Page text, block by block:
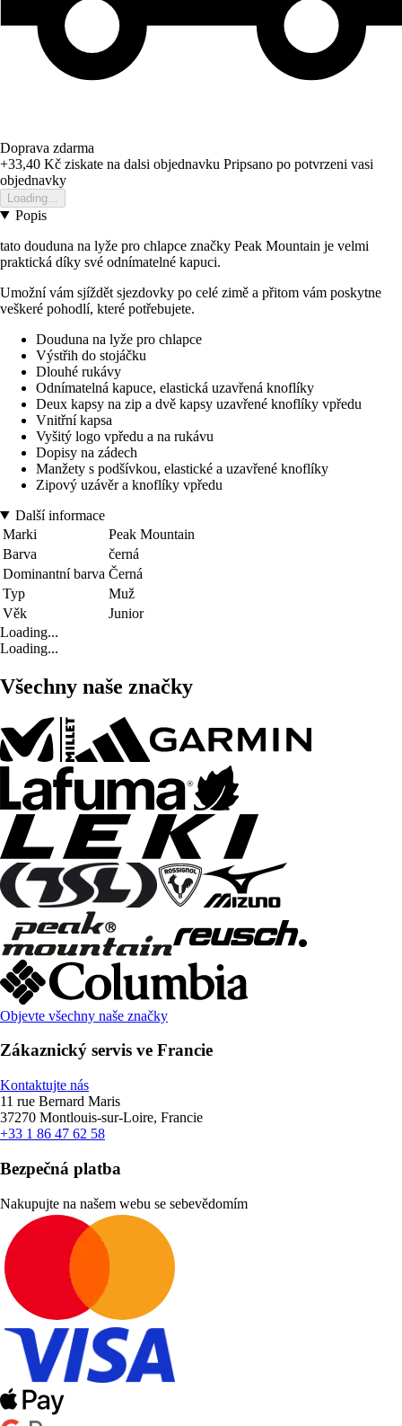
Doprava zdarma
+33,40 Kč ziskate na dalsi objednavku Pripsano po potvrzeni vasi
objednavky
Loading...
Popis
tato douduna na lyže pro chlapce značky Peak Mountain je velmi
praktická díky své odnímatelné kapuci.
Umožní vám sjíždět sjezdovky po celé zimě a přitom vám poskytne
veškeré pohodlí, které potřebujete.
Douduna na lyže pro chlapce
Výstřih do stojáčku
Dlouhé rukávy
Odnímatelná kapuce, elastická uzavřená knoflíky
Deux kapsy na zip a dvě kapsy uzavřené knoflíky vpředu
Vnitřní kapsa
Vyšitý logo vpředu a na rukávu
Dopisy na zádech
Manžety s podšívkou, elastické a uzavřené knoflíky
Zipový uzávěr a knoflíky vpředu
Další informace
Marki
Peak Mountain
Barva
černá
Dominantní barva Černá
Typ
Muž
Věk
Junior
Loading...
Loading...
Všechny naše značky
Objevte všechny naše značky
Zákaznický servis ve Francie
Kontaktujte nás
11 rue Bernard Maris
37270 Montlouis-sur-Loire, Francie
+33 1 86 47 62 58
Bezpečná platba
Nakupujte na našem webu se sebevědomím